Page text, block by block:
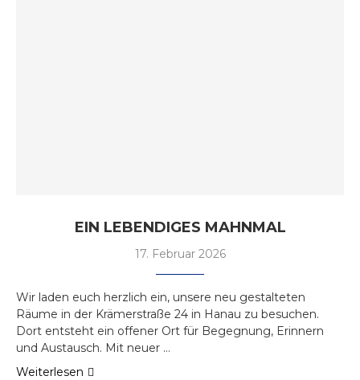
EIN LEBENDIGES MAHNMAL
17. Februar 2026
Wir laden euch herzlich ein, unsere neu gestalteten
Räume in der Krämerstraße 24 in Hanau zu besuchen.
Dort entsteht ein offener Ort für Begegnung, Erinnern
und Austausch. Mit neuer …
Weiterlesen